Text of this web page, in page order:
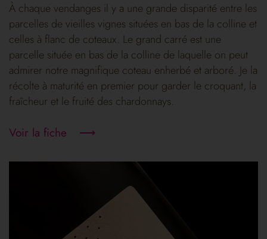
À chaque vendanges il y a une grande disparité entre les
parcelles de vieilles vignes situées en bas de la colline et
celles à flanc de coteaux. Le grand carré est une
parcelle située en bas de la colline de laquelle on peut
admirer notre magnifique coteau enherbé et arboré. Je la
récolte à maturité en premier pour garder le croquant, la
fraîcheur et le fruité des chardonnays.
Voir la fiche